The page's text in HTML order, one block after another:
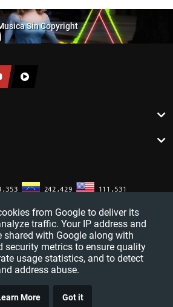
Sin Copyright
— All rights reserved
from Google to deliver its
traffic. Your IP address and
shared with Google along with
security metrics to ensure quality
usage statistics, and to detect
address abuse.
More Got it